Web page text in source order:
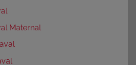
Maternal